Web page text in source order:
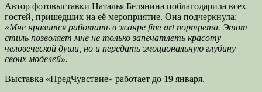
Автор фотовыставки Наталья Белянина поблагодарила всех
гостей, пришедших на её мероприятие. Она подчеркнула:
«Мне нравится работать в жанре fine art портрета. Этот
стиль позволяет мне не только запечатлеть красоту
человеческой души, но и передать эмоциональную глубину
своих моделей».
Выставка «ПредЧувствие» работает до 19 января.